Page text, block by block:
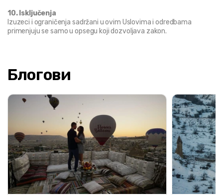
10. Isključenja
Izuzeci i ograničenja sadržani u ovim Uslovima i odredbama
primenjuju se samo u opsegu koji dozvoljava zakon.
Блогови